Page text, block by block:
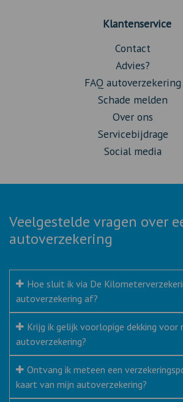
Klantenservice
Contact
Advies?
FAQ autoverzekering
Schade melden
Over ons
Servicebijdrage
Social media
Veelgestelde vragen over
autoverzekering
Hoe sluit ik via De
autoverzekering af?
Krijg ik gelijk voorlopige dekking voor
autoverzekering?
Ontvang ik meteen een
kaart van mijn autoverzekering?